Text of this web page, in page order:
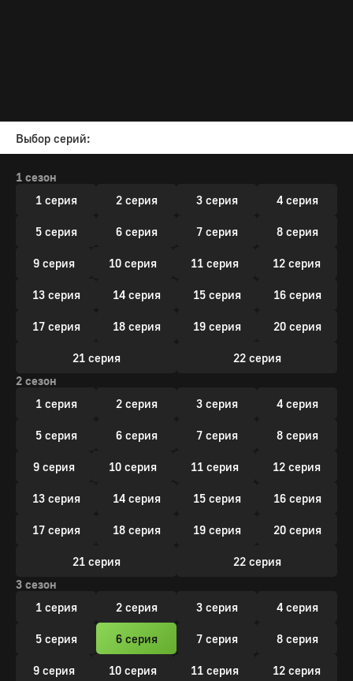
Выбор серий:
1 сезон
1 серия
2 серия 3 серия 4 серия
5 серия 6 серия 7 серия 8 серия
9 серия 10 серия 11 серия 12 серия
13 серия 14 серия 15 серия 16 серия
17 серия 18 серия 19 серия 20 серия
21 серия
22 серия
2 сезон
1 серия
2 серия 3 серия 4 серия
5 серия 6 серия 7 серия 8 серия
9 серия 10 серия 11 серия 12 серия
13 серия 14 серия 15 серия 16 серия
17 серия 18 серия 19 серия 20 серия
21 серия
22 серия
3 сезон
1 серия
2 серия 3 серия 4 серия
5 серия 6 серия 7 серия 8 серия
9 серия 10 серия 11 серия 12 серия